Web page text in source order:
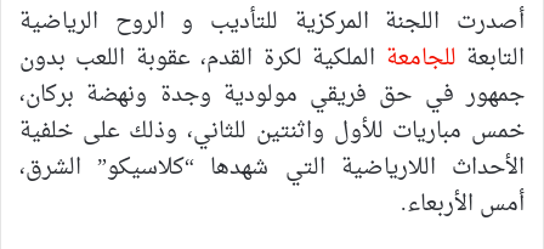
أصدرت اللجنة المركزية للتأديب و الروح الرياضية
التابعة للجامعة الملكية لكرة القدم، عقوبة اللعب بدون
جمهور في حق فريقي مولودية وجدة ونهضة بركان،
خمس مباريات للأول واثنتين للثاني، وذلك على خلفية
الأحداث اللارياضية التي شهدها “كلاسيكو” الشرق،
أمس الأربعاء.